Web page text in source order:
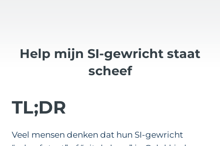
Help mijn SI-gewricht staat
scheef
TL;DR
Veel mensen denken dat hun SI-gewricht